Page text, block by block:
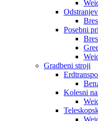
Posebni
Gradbeni stroji
Kolesni